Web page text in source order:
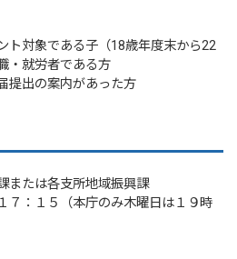
ト対象である子（18歳年度末から22
・就労者である方
提出の案内があった方
または各支所地域振興課
７：１５（本庁のみ木曜日は１９時